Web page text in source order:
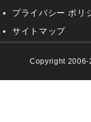
プライバシー ポリ
サイトマップ
Copyright 2006-